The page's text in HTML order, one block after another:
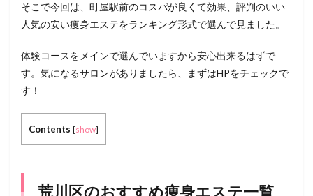
そこで今回は、町屋駅前のコスパが良くて効果、評判のいい
人気の安い痩身エステをランキング形式で選んで見ました。
体験コースをメインで選んでいますから安心出来るはずで
す。気になるサロンがありましたら、まずはHPをチェックで
す！
Contents [show]
荒川区のおすすめ痩身エステ一覧